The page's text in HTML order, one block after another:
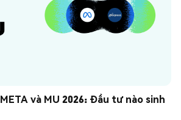
và MU 2026: Đầu tư nào sinh